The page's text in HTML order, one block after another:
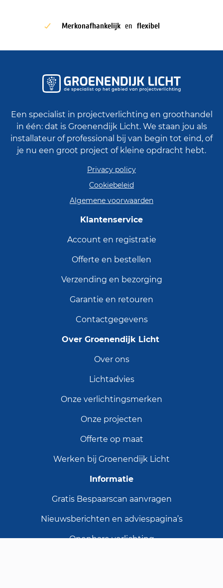
Merkonafhankelijk en flexibel
Een specialist in projectverlichting en groothandel
in één: dat is Groenendijk Licht. We staan jou als
installateur of professional bij van begin tot eind, of
je nu een groot project of kleine opdracht hebt.
Privacy policy
Cookiebeleid
Algemene voorwaarden
Klantenservice
Account en registratie
Offerte en bestellen
Verzending en bezorging
Garantie en retouren
Contactgegevens
Over Groenendijk Licht
Over ons
Lichtadvies
Onze verlichtingsmerken
Onze projecten
Offerte op maat
Werken bij Groenendijk Licht
Informatie
Gratis Bespaarscan aanvragen
Nieuwsberichten en adviespagina’s
Openbare verlichting